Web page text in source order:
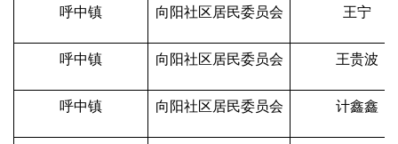
呼中镇 向阳社区居民委员会 王宁
呼中镇 向阳社区居民委员会 王贵波
呼中镇 向阳社区居民委员会 计鑫鑫